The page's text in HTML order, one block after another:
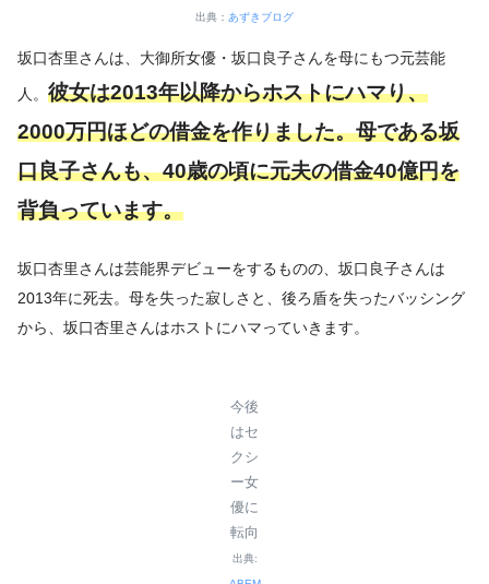
出典： あずきブログ
坂口杏里さんは、大御所女優・坂口良子さんを母にもつ元芸能
人。 彼女は2013年以降からホストにハマり、
2000万円ほどの借金を作りました。母である坂
口良子さんも、40歳の頃に元夫の借金40億円を
背負っています。
坂口杏里さんは芸能界デビューをするものの、坂口良子さんは
2013年に死去。母を失った寂しさと、後ろ盾を失ったバッシング
から、坂口杏里さんはホストにハマっていきます。
今後
はセ
クシ
ー女
優に
転向
出典: